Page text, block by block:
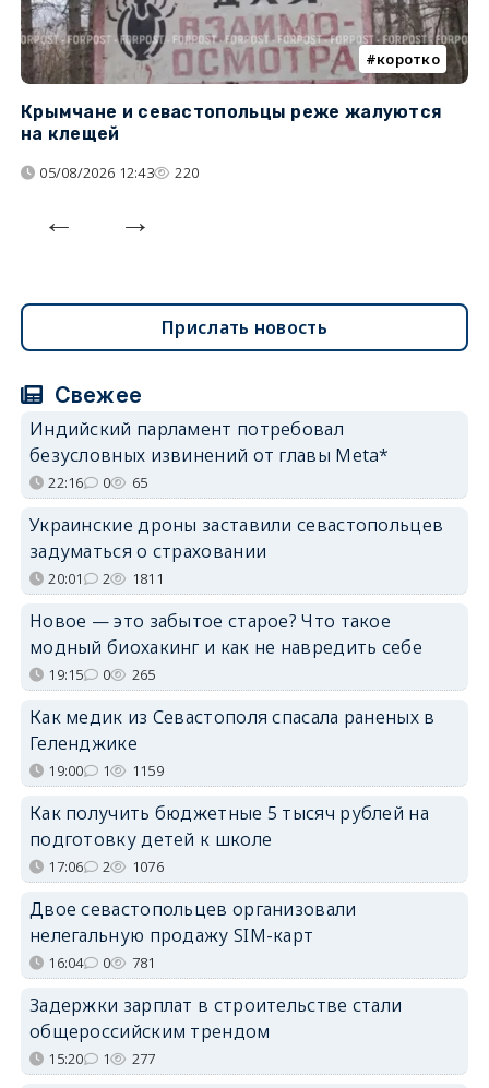
коротко
Крымчане и севастопольцы реже жалуются
на клещей
05/08/2026 12:43 220
Прислать новость
Свежее
Индийский парламент потребовал
безусловных извинений от главы Meta*
22:16 0 65
Украинские дроны заставили севастопольцев
задуматься о страховании
20:01 2 1811
Новое — это забытое старое? Что такое
модный биохакинг и как не навредить себе
19:15 0 265
Как медик из Севастополя спасала раненых в
Геленджике
19:00 1 1159
Как получить бюджетные 5 тысяч рублей на
подготовку детей к школе
17:06 2 1076
Двое севастопольцев организовали
нелегальную продажу SIM-карт
16:04 0 781
Задержки зарплат в строительстве стали
общероссийским трендом
15:20 1 277